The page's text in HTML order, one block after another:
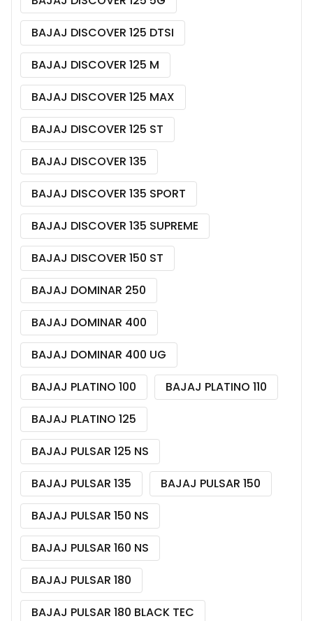
BAJAJ DISCOVER 125 DTSI
BAJAJ DISCOVER 125 M
BAJAJ DISCOVER 125 MAX
BAJAJ DISCOVER 125 ST
BAJAJ DISCOVER 135
BAJAJ DISCOVER 135 SPORT
BAJAJ DISCOVER 135 SUPREME
BAJAJ DISCOVER 150 ST
BAJAJ DOMINAR 250
BAJAJ DOMINAR 400
BAJAJ DOMINAR 400 UG
BAJAJ PLATINO 100
BAJAJ PLATINO 110
BAJAJ PLATINO 125
BAJAJ PULSAR 125 NS
BAJAJ PULSAR 135
BAJAJ PULSAR 150
BAJAJ PULSAR 150 NS
BAJAJ PULSAR 160 NS
BAJAJ PULSAR 180
BAJAJ PULSAR 180 BLACK TEC